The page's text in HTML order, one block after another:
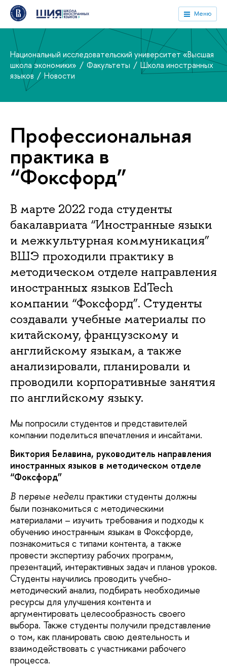
Меню
Национальный исследовательский университет «Высшая
школа экономики»
Факультеты
Школа иностранных
языков
Новости
Профессиональная
практика в
“Фоксфорд”
В марте 2022 года студенты
бакалавриата “Иностранные языки
и межкультурная коммуникация”
ВШЭ проходили практику в
методическом отделе направления
иностранных языков EdTech
компании “Фоксфорд”. Студенты
создавали учебные материалы по
китайскому, французскому и
английскому языкам, а также
анализировали, планировали и
проводили корпоративные занятия
по английскому языку.
Мы попросили студентов и представителей
компании поделиться впечатления и инсайтами.
Виктория Белавина, руководитель направления
иностранных языков в методическом отделе
“Фоксфорд”
В первые недели практики студенты должны
были познакомиться с методическими
материалами – изучить требования и подходы к
обучению иностранным языкам в Фоксфорде,
познакомиться с типами контента, а также
провести экспертизу рабочих программ,
презентаций, интерактивных задач и планов уроков.
Студенты научились проводить учебно-
методический анализ, подбирать необходимые
ресурсы для улучшения контента и
аргументировать целесообразность своего
выбора. Также студенты получили представление
о том, как планировать свою деятельность и
взаимодействовать с участниками рабочего
процесса.